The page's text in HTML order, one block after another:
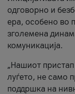
одговорно и
ера, особено во
зголемена
комуникација.
„Нашиот
луѓето, не само
поддршка на